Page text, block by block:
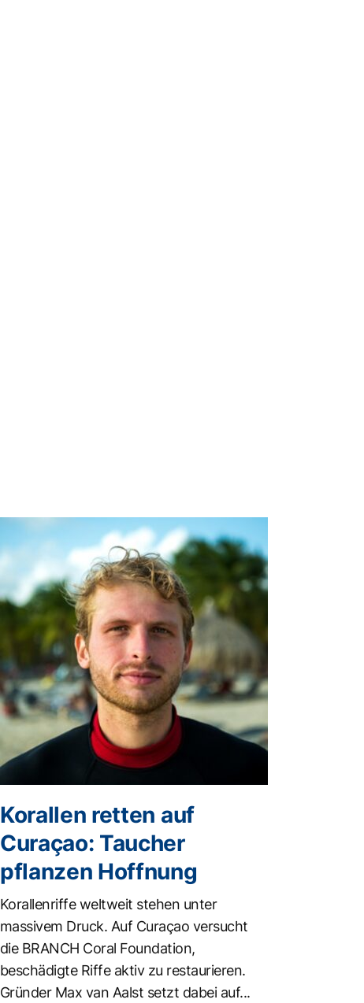
Korallen retten auf
Curaçao: Taucher
pflanzen Hoffnung
Korallenriffe weltweit stehen unter
massivem Druck. Auf Curaçao versucht
die BRANCH Coral Foundation,
beschädigte Riffe aktiv zu restaurieren.
Gründer Max van Aalst setzt dabei auf...